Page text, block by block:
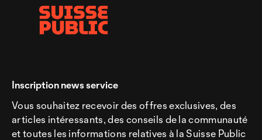
Inscription news service
Vous souhaitez recevoir des offres exclusives, des
articles intéressants, des conseils de la communauté
et toutes les informations relatives à la Suisse Public